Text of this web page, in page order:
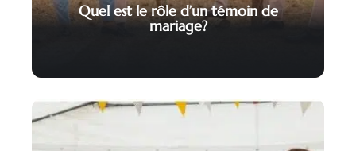
Quel est le rôle d’un témoin de
mariage?